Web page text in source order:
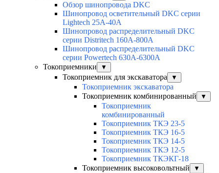
Обзор шинопровода DKC
Шинопровод осветительный DKC серии
Lightech 25А-40А
Шинопровод распределительный DKC
серии Distritech 160А-800А
Шинопровод распределительный DKC
серии Powertech 630А-6300А
Токоприемники
▼
Токоприемник для экскаватора ▼
Токоприемник экскаватора
Токоприемник комбинированный
▼
Токоприемник
комбинированный
Токоприемник ТКЭ 23-5
Токоприемник ТКЭ 16-5
Токоприемник ТКЭ 14-5
Токоприемник ТКЭ 12-5
Токоприемник ТКЭКГ-18
Токоприемник высоковольтный
▼